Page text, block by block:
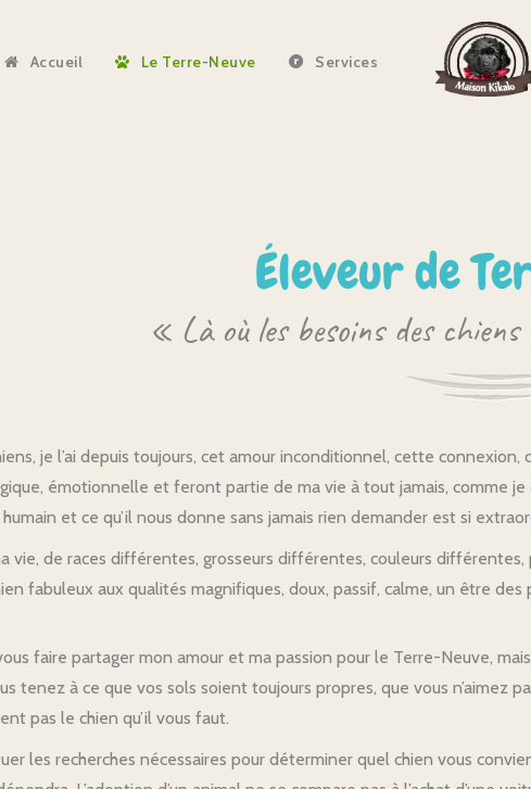
Accueil Le Terre-Neuve Services
Éleveur de
« Là où les besoins des
je l’ai depuis toujours, cet amour inconditionnel, cette
émotionnelle et feront partie de ma vie à tout jamais, comme
humain et ce qu’il nous donne sans jamais rien demander est si
vie, de races différentes, grosseurs différentes, couleurs
fabuleux aux qualités magnifiques, doux, passif, calme, un être des
faire partager mon amour et ma passion pour le Terre-Neuve,
tenez à ce que vos sols soient toujours propres, que vous
pas le chien qu’il vous faut.
les recherches nécessaires pour déterminer quel chien vous